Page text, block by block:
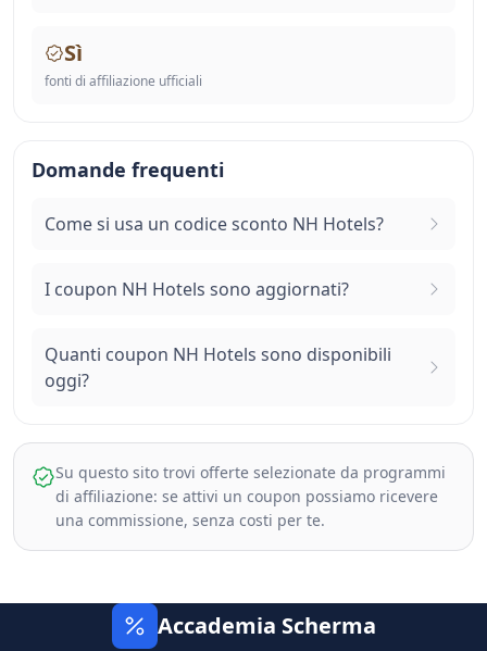
Sì
fonti di affiliazione ufficiali
Domande frequenti
Come si usa un codice sconto NH Hotels?
I coupon NH Hotels sono aggiornati?
Quanti coupon NH Hotels sono disponibili
oggi?
Su questo sito trovi offerte selezionate da programmi
di affiliazione: se attivi un coupon possiamo ricevere
una commissione, senza costi per te.
Accademia Scherma